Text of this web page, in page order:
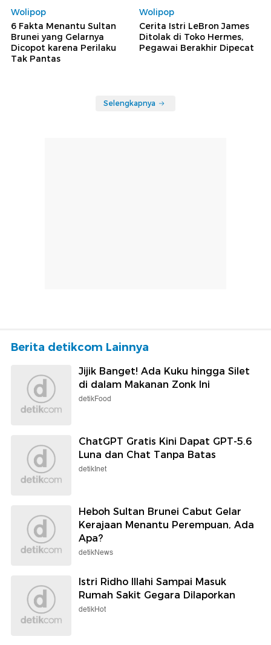
Wolipop
6 Fakta Menantu Sultan
Brunei yang Gelarnya
Dicopot karena Perilaku
Tak Pantas
Wolipop
Cerita Istri LeBron James
Ditolak di Toko Hermes,
Pegawai Berakhir Dipecat
Selengkapnya
Berita detikcom Lainnya
Jijik Banget! Ada Kuku hingga Silet
di dalam Makanan Zonk Ini
detikFood
ChatGPT Gratis Kini Dapat GPT-5.6
Luna dan Chat Tanpa Batas
detikInet
Heboh Sultan Brunei Cabut Gelar
Kerajaan Menantu Perempuan, Ada
Apa?
detikNews
Istri Ridho Illahi Sampai Masuk
Rumah Sakit Gegara Dilaporkan
detikHot